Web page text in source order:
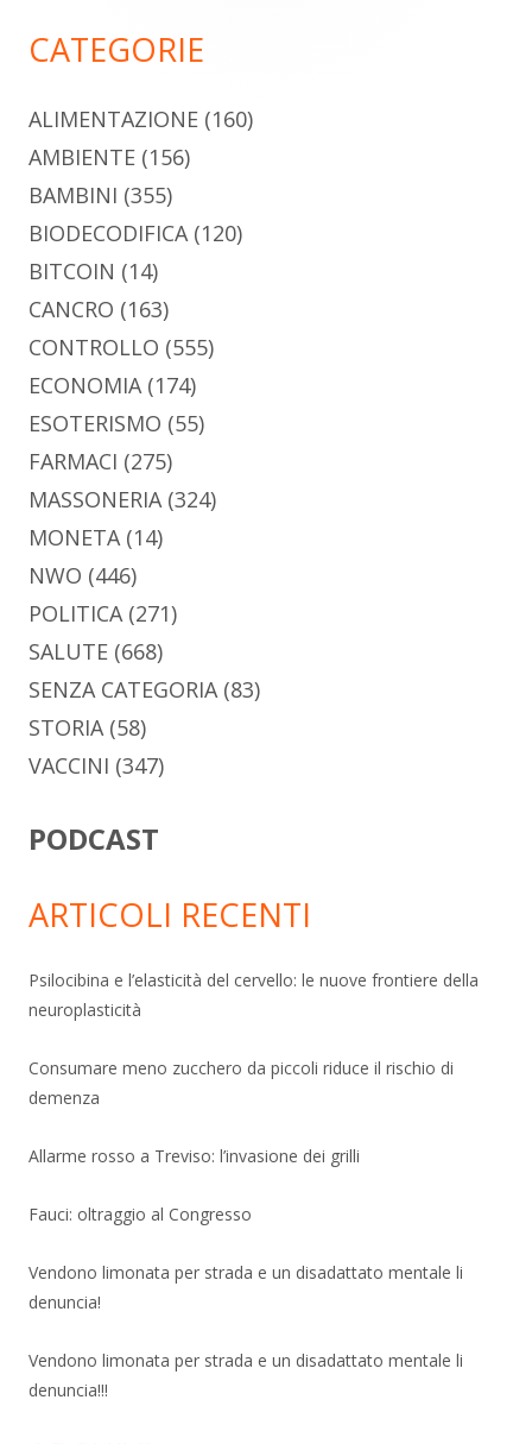
CATEGORIE
ALIMENTAZIONE (160)
AMBIENTE (156)
BAMBINI (355)
BIODECODIFICA (120)
BITCOIN (14)
CANCRO (163)
CONTROLLO (555)
ECONOMIA (174)
ESOTERISMO (55)
FARMACI (275)
MASSONERIA (324)
MONETA (14)
NWO (446)
POLITICA (271)
SALUTE (668)
SENZA CATEGORIA (83)
STORIA (58)
VACCINI (347)
PODCAST
ARTICOLI RECENTI
Psilocibina e l’elasticità del cervello: le nuove frontiere della
neuroplasticità
Consumare meno zucchero da piccoli riduce il rischio di
demenza
Allarme rosso a Treviso: l’invasione dei grilli
Fauci: oltraggio al Congresso
Vendono limonata per strada e un disadattato mentale li
denuncia!
Vendono limonata per strada e un disadattato mentale li
denuncia!!!